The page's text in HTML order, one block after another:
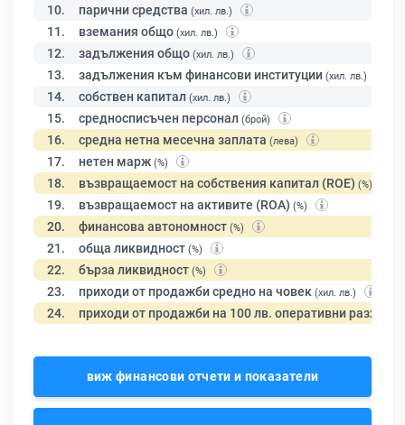
10. парични средства (хил. лв.)
11. вземания общо (хил. лв.)
12. задължения общо (хил. лв.)
13. задължения към финансови институции (хил. лв.)
14. собствен капитал (хил. лв.)
15. средносписъчен персонал (брой)
16. средна нетна месечна заплата (лева)
17. нетен марж (%)
18. възвращаемост на собствения капитал (ROE) (%)
19. възвращаемост на активите (ROA) (%)
20. финансова автономност (%)
21. обща ликвидност (%)
22. бърза ликвидност (%)
23. приходи от продажби средно на човек (хил. лв.)
24. приходи от продажби на 100 лв. оперативни разходи
виж финансови отчети и показатели